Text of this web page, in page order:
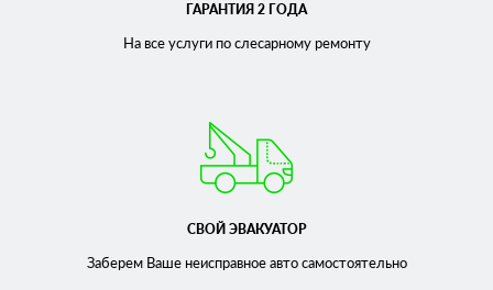
ГАРАНТИЯ 2 ГОДА
На все услуги по слесарномуремонту
СВОЙ ЭВАКУАТОР
Заберем Ваше неисправноеавто самостоятельно